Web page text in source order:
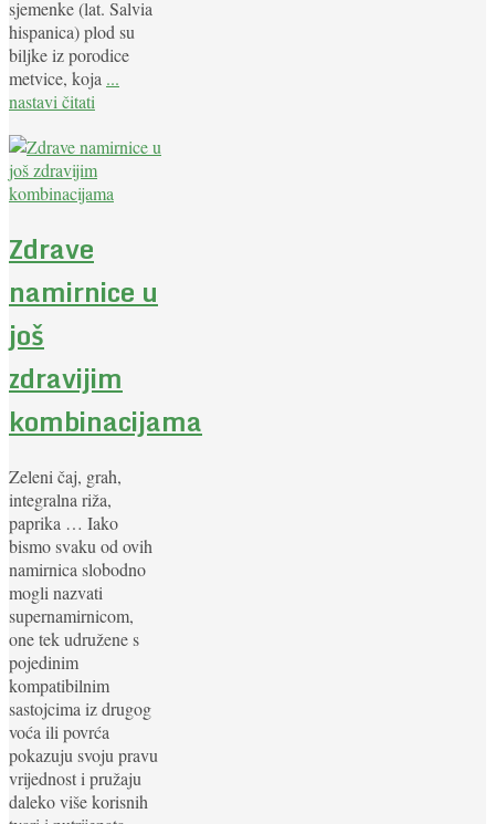
sjemenke (lat. Salvia
hispanica) plod su
biljke iz porodice
metvice, koja ...
nastavi čitati
Zdrave
namirnice u
još
zdravijim
kombinacijama
Zeleni čaj, grah,
integralna riža,
paprika … Iako
bismo svaku od ovih
namirnica slobodno
mogli nazvati
supernamirnicom,
one tek udružene s
pojedinim
kompatibilnim
sastojcima iz drugog
voća ili povrća
pokazuju svoju pravu
vrijednost i pružaju
daleko više korisnih